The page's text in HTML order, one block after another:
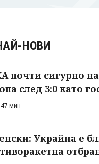
НОВИ
почти сигурно
след 3:0 като
мин
Украйна е